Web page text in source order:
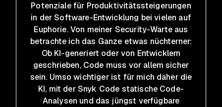
Potenziale für Produktivitätssteigerungen
in der Software-Entwicklung bei vielen auf
Euphorie. Von meiner Security-Warte aus
betrachte ich das Ganze etwas nüchterner:
Ob KI-generiert oder von Entwicklern
geschrieben, Code muss vor allem sicher
sein. Umso wichtiger ist für mich daher die
KI, mit der Snyk Code statische Code-
Analysen und das jüngst verfügbare